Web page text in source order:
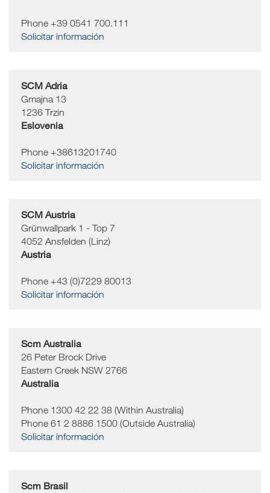
Phone +39 0541 700.111
Solicitar información
SCM Adria
Gmajna 13
1236 Trzin
Eslovenia
Phone +38613201740
Solicitar información
SCM Austria
Grünwallpark 1 - Top 7
4052 Ansfelden (Linz)
Austria
Phone +43 (0)7229 80013
Solicitar información
Scm Australia
26 Peter Brock Drive
Eastern Creek NSW 2766
Australia
Phone 1300 42 22 38 (Within Australia)
Phone 61 2 8886 1500 (Outside Australia)
Solicitar información
Scm Brasil